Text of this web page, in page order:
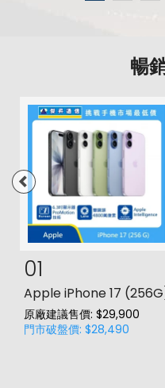
暢
01
Apple iPhone 17
原廠建議售價: $29,900
門市破盤價: $28,490